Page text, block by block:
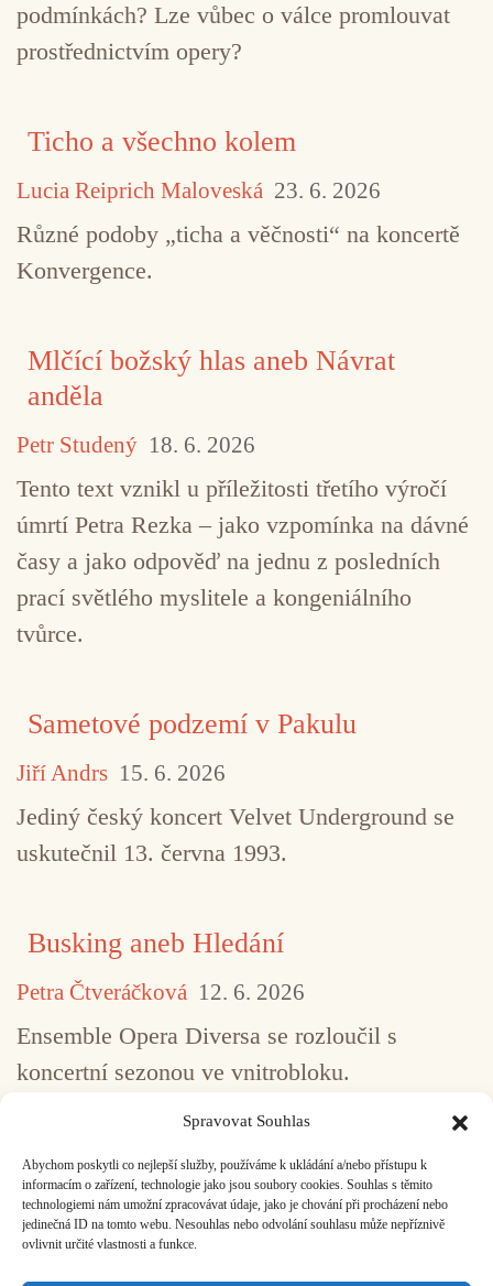
Spravovat Souhlas
Abychom poskytli co nejlepší služby, používáme k ukládání a/nebo přístupu k
informacím o zařízení, technologie jako jsou soubory cookies. Souhlas s těmito
technologiemi nám umožní zpracovávat údaje, jako je chování při procházení nebo
jedinečná ID na tomto webu. Nesouhlas nebo odvolání souhlasu může nepříznivě
ovlivnit určité vlastnosti a funkce.
podmínkách? Lze vůbec o válce promlouvat
prostřednictvím opery?
Ticho a všechno kolem
Lucia Reiprich Maloveská 23. 6. 2026
Různé podoby „ticha a věčnosti“ na koncertě
Konvergence.
Mlčící božský hlas aneb Návrat
anděla
Petr Studený 18. 6. 2026
Tento text vznikl u příležitosti třetího výročí
úmrtí Petra Rezka – jako vzpomínka na dávné
časy a jako odpověď na jednu z posledních
prací světlého myslitele a kongeniálního
tvůrce.
Sametové podzemí v Pakulu
Jiří Andrs 15. 6. 2026
Jediný český koncert Velvet Underground se
uskutečnil 13. června 1993.
Busking aneb Hledání
Petra Čtveráčková 12. 6. 2026
Ensemble Opera Diversa se rozloučil s
koncertní sezonou ve vnitrobloku.
1 2 3 4 5 ... 517